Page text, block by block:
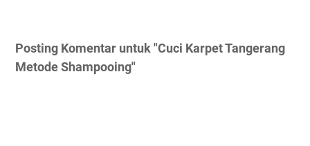
Posting Komentar untuk "Cuci Karpet Tangerang
Metode Shampooing"